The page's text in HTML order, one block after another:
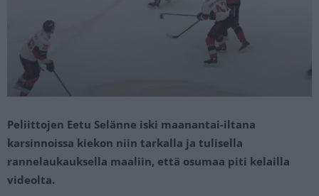
Peliittojen Eetu Selänne iski maanantai-iltana
karsinnoissa kiekon niin tarkalla ja tulisella
rannelaukauksella maaliin, että osumaa piti kelailla
videolta.